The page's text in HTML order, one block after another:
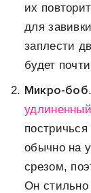
их
для
заплести
будет
Микро-боб
обычно на
срезом,
Он стильно